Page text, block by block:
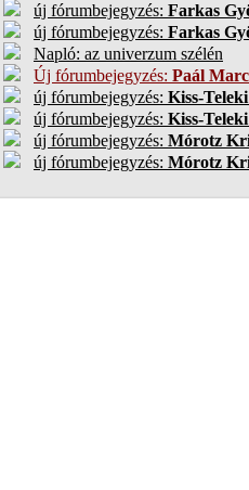
új fórumbejegyzés: Farkas
új fórumbejegyzés: Farkas
Napló: az univerzum szélén
Új fórumbejegyzés: Paál
új fórumbejegyzés: Kiss-
új fórumbejegyzés: Kiss-
új fórumbejegyzés: Mórotz
új fórumbejegyzés: Mórotz